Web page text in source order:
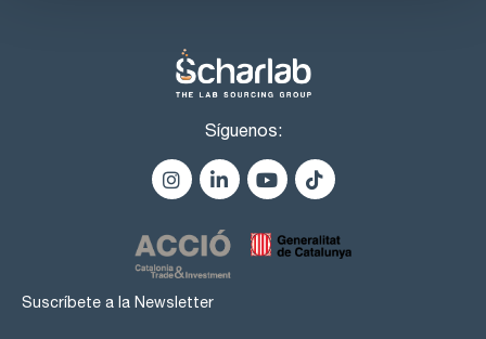
Síguenos:
Suscríbete a la Newsletter